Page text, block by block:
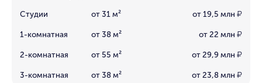
Студии от 31 м² от 19,5 млн ₽
1-комнатная от 38 м² от 22 млн ₽
2-комнатная от 55 м² от 29,9 млн ₽
3-комнатная от 38 м² от 23,8 млн ₽